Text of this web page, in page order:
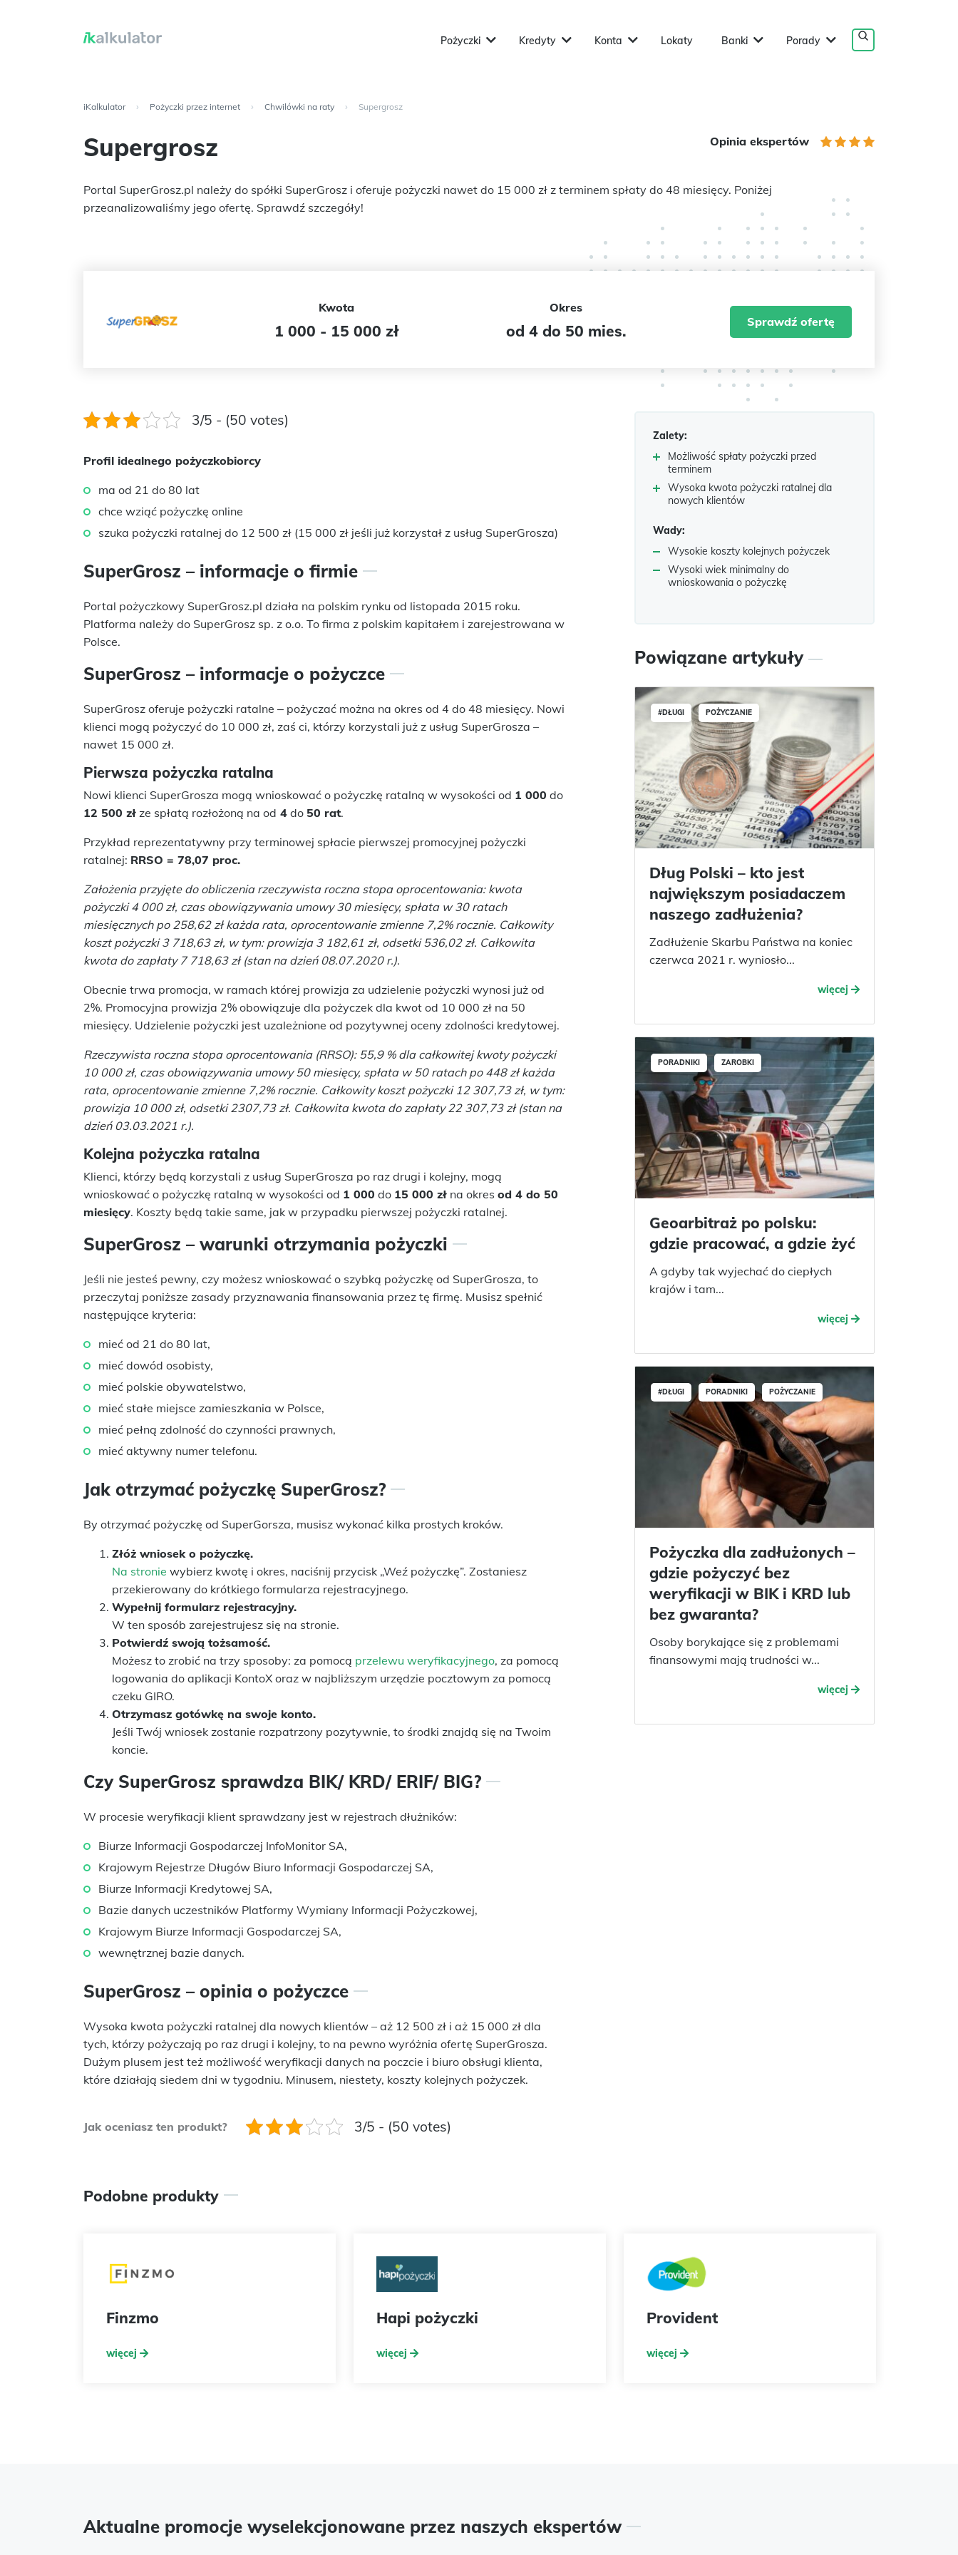
Pożyczki Kredyty Konta Lokaty Banki Porady
iKalkulator › Pożyczki przez internet › Chwilówki na raty › Supergrosz
Supergrosz Opinia ekspertów
Portal SuperGrosz.pl należy do spółki SuperGrosz i oferuje pożyczki nawet do 15 000 zł z terminem spłaty do 48 miesięcy. Poniżej
przeanalizowaliśmy jego ofertę. Sprawdź szczegóły!
Kwota
1 000 - 15 000 zł
Okres
od 4 do 50 mies. Sprawdź ofertę
3/5 - (50 votes)
Profil idealnego pożyczkobiorcy
ma od 21 do 80 lat
chce wziąć pożyczkę online
szuka pożyczki ratalnej do 12 500 zł (15 000 zł jeśli już korzystał z usług SuperGrosza)
SuperGrosz – informacje o firmie
Portal pożyczkowy SuperGrosz.pl działa na polskim rynku od listopada 2015 roku.
Platforma należy do SuperGrosz sp. z o.o. To firma z polskim kapitałem i zarejestrowana w
Polsce.
SuperGrosz – informacje o pożyczce
SuperGrosz oferuje pożyczki ratalne ‒ pożyczać można na okres od 4 do 48 miesięcy. Nowi
klienci mogą pożyczyć do 10 000 zł, zaś ci, którzy korzystali już z usług SuperGrosza –
nawet 15 000 zł.
Pierwsza pożyczka ratalna
Nowi klienci SuperGrosza mogą wnioskować o pożyczkę ratalną w wysokości od 1 000 do
12 500 zł ze spłatą rozłożoną na od 4 do 50 rat.
Przykład reprezentatywny przy terminowej spłacie pierwszej promocyjnej pożyczki
ratalnej: RRSO = 78,07 proc.
Założenia przyjęte do obliczenia rzeczywista roczna stopa oprocentowania: kwota
pożyczki 4 000 zł, czas obowiązywania umowy 30 miesięcy, spłata w 30 ratach
miesięcznych po 258,62 zł każda rata, oprocentowanie zmienne 7,2% rocznie. Całkowity
koszt pożyczki 3 718,63 zł, w tym: prowizja 3 182,61 zł, odsetki 536,02 zł. Całkowita
kwota do zapłaty 7 718,63 zł (stan na dzień 08.07.2020 r.).
Obecnie trwa promocja, w ramach której prowizja za udzielenie pożyczki wynosi już od
2%. Promocyjna prowizja 2% obowiązuje dla pożyczek dla kwot od 10 000 zł na 50
miesięcy. Udzielenie pożyczki jest uzależnione od pozytywnej oceny zdolności kredytowej.
Rzeczywista roczna stopa oprocentowania (RRSO): 55,9 % dla całkowitej kwoty pożyczki
10 000 zł, czas obowiązywania umowy 50 miesięcy, spłata w 50 ratach po 448 zł każda
rata, oprocentowanie zmienne 7,2% rocznie. Całkowity koszt pożyczki 12 307,73 zł, w tym:
prowizja 10 000 zł, odsetki 2307,73 zł. Całkowita kwota do zapłaty 22 307,73 zł (stan na
dzień 03.03.2021 r.).
Kolejna pożyczka ratalna
Klienci, którzy będą korzystali z usług SuperGrosza po raz drugi i kolejny, mogą
wnioskować o pożyczkę ratalną w wysokości od 1 000 do 15 000 zł na okres od 4 do 50
miesięcy. Koszty będą takie same, jak w przypadku pierwszej pożyczki ratalnej.
SuperGrosz – warunki otrzymania pożyczki
Jeśli nie jesteś pewny, czy możesz wnioskować o szybką pożyczkę od SuperGrosza, to
przeczytaj poniższe zasady przyznawania finansowania przez tę firmę. Musisz spełnić
następujące kryteria:
mieć od 21 do 80 lat,
mieć dowód osobisty,
mieć polskie obywatelstwo,
mieć stałe miejsce zamieszkania w Polsce,
mieć pełną zdolność do czynności prawnych,
mieć aktywny numer telefonu.
Jak otrzymać pożyczkę SuperGrosz?
By otrzymać pożyczkę od SuperGorsza, musisz wykonać kilka prostych kroków.
Złóż wniosek o pożyczkę.
Na stronie wybierz kwotę i okres, naciśnij przycisk „Weź pożyczkę”. Zostaniesz
przekierowany do krótkiego formularza rejestracyjnego.
Wypełnij formularz rejestracyjny.
W ten sposób zarejestrujesz się na stronie.
Potwierdź swoją tożsamość.
Możesz to zrobić na trzy sposoby: za pomocą przelewu weryfikacyjnego, za pomocą
logowania do aplikacji KontoX oraz w najbliższym urzędzie pocztowym za pomocą
czeku GIRO.
Otrzymasz gotówkę na swoje konto.
Jeśli Twój wniosek zostanie rozpatrzony pozytywnie, to środki znajdą się na Twoim
koncie.
Czy SuperGrosz sprawdza BIK/ KRD/ ERIF/ BIG?
W procesie weryfikacji klient sprawdzany jest w rejestrach dłużników:
Biurze Informacji Gospodarczej InfoMonitor SA,
Krajowym Rejestrze Długów Biuro Informacji Gospodarczej SA,
Biurze Informacji Kredytowej SA,
Bazie danych uczestników Platformy Wymiany Informacji Pożyczkowej,
Krajowym Biurze Informacji Gospodarczej SA,
wewnętrznej bazie danych.
SuperGrosz – opinia o pożyczce
Wysoka kwota pożyczki ratalnej dla nowych klientów – aż 12 500 zł i aż 15 000 zł dla
tych, którzy pożyczają po raz drugi i kolejny, to na pewno wyróżnia ofertę SuperGrosza.
Dużym plusem jest też możliwość weryfikacji danych na poczcie i biuro obsługi klienta,
które działają siedem dni w tygodniu. Minusem, niestety, koszty kolejnych pożyczek.
Jak oceniasz ten produkt? 3/5 - (50 votes)
Zalety:
Możliwość spłaty pożyczki przed
terminem
Wysoka kwota pożyczki ratalnej dla
nowych klientów
Wady:
Wysokie koszty kolejnych pożyczek
Wysoki wiek minimalny do
wnioskowania o pożyczkę
Powiązane artykuły
#DŁUGI POŻYCZANIE
Dług Polski – kto jest
największym posiadaczem
naszego zadłużenia?
Zadłużenie Skarbu Państwa na koniec
czerwca 2021 r. wyniosło...
więcej
PORADNIKI ZAROBKI
Geoarbitraż po polsku:
gdzie pracować, a gdzie żyć
A gdyby tak wyjechać do ciepłych
krajów i tam...
więcej
#DŁUGI PORADNIKI POŻYCZANIE
Pożyczka dla zadłużonych –
gdzie pożyczyć bez
weryfikacji w BIK i KRD lub
bez gwaranta?
Osoby borykające się z problemami
finansowymi mają trudności w...
więcej
Podobne produkty
Finzmo
więcej
Hapi pożyczki
więcej
Provident
więcej
Aktualne promocje wyselekcjonowane przez naszych ekspertów